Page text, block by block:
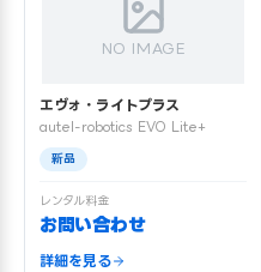
NO IMAGE
エヴォ・ライトプラス
autel-robotics EVO Lite+
新品
レンタル料金
お問い合わせ
詳細を見る